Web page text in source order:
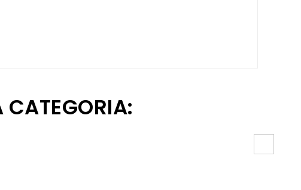
CATEGORIA: